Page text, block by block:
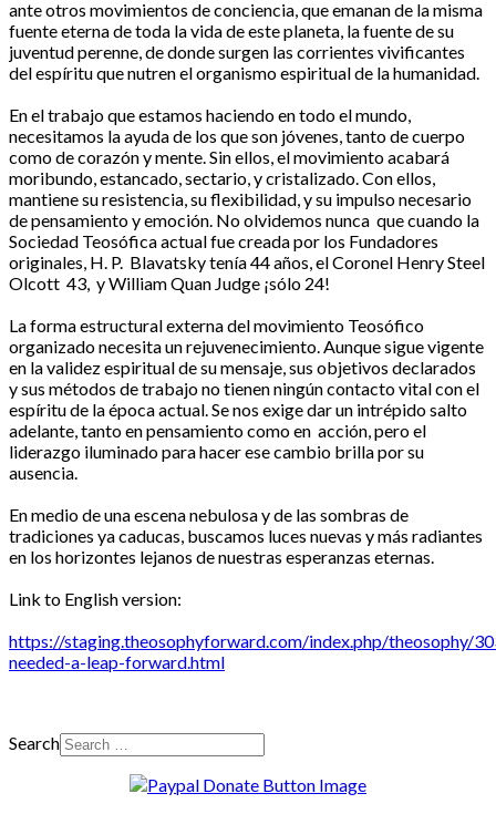
ante otros movimientos de conciencia, que emanan de la misma
fuente eterna de toda la vida de este planeta, la fuente de su
juventud perenne, de donde surgen las corrientes vivificantes
del espíritu que nutren el organismo espiritual de la humanidad.
En el trabajo que estamos haciendo en todo el mundo,
necesitamos la ayuda de los que son jóvenes, tanto de cuerpo
como de corazón y mente. Sin ellos, el movimiento acabará
moribundo, estancado, sectario, y cristalizado. Con ellos,
mantiene su resistencia, su flexibilidad, y su impulso necesario
de pensamiento y emoción. No olvidemos nunca que cuando la
Sociedad Teosófica actual fue creada por los Fundadores
originales, H. P. Blavatsky tenía 44 años, el Coronel Henry Steel
Olcott 43, y William Quan Judge ¡sólo 24!
La forma estructural externa del movimiento Teosófico
organizado necesita un rejuvenecimiento. Aunque sigue vigente
en la validez espiritual de su mensaje, sus objetivos declarados
y sus métodos de trabajo no tienen ningún contacto vital con el
espíritu de la época actual. Se nos exige dar un intrépido salto
adelante, tanto en pensamiento como en acción, pero el
liderazgo iluminado para hacer ese cambio brilla por su
ausencia.
En medio de una escena nebulosa y de las sombras de
tradiciones ya caducas, buscamos luces nuevas y más radiantes
en los horizontes lejanos de nuestras esperanzas eternas.
Link to English version:
https://staging.theosophyforward.com/index.php/theosophy/
needed-a-leap-forward.html
Search